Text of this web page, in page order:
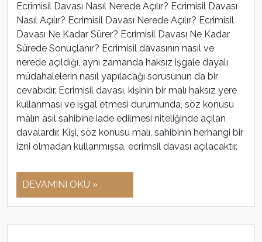
Ecrimisil Davası Nasıl Nerede Açılır? Ecrimisil Davası
Nasıl Açılır? Ecrimisil Davası Nerede Açılır? Ecrimisil
Davası Ne Kadar Sürer? Ecrimisil Davası Ne Kadar
Sürede Sonuçlanır? Ecrimisil davasının nasıl ve
nerede açıldığı, aynı zamanda haksız işgale dayalı
müdahalelerin nasıl yapılacağı sorusunun da bir
cevabıdır. Ecrimisil davası, kişinin bir malı haksız yere
kullanması ve işgal etmesi durumunda, söz konusu
malın asıl sahibine iade edilmesi niteliğinde açılan
davalardır. Kişi, söz konusu malı, sahibinin herhangi bir
izni olmadan kullanmışsa, ecrimsil davası açılacaktır.
DEVAMINI OKU »